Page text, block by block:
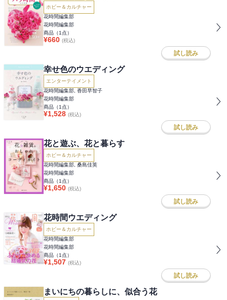
ホビー＆カルチャー
花時間編集部
花時間編集部
商品（1 点）
¥660 (税込)
試し読み
幸せ色のウエディング
エンターテイメント
花時間編集部, 香田早智子
花時間編集部
商品（1 点）
¥1,528 (税込)
試し読み
花と遊ぶ、花と暮らす
ホビー＆カルチャー
花時間編集部, 桑島佳英
花時間編集部
商品（1 点）
¥1,650 (税込)
試し読み
花時間ウエディング
ホビー＆カルチャー
花時間編集部
花時間編集部
商品（1 点）
¥1,507 (税込)
試し読み
まいにちの暮らしに、似合う花